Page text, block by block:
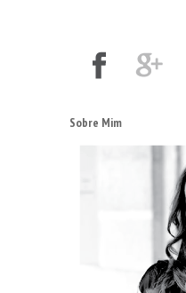
Sobre Mim